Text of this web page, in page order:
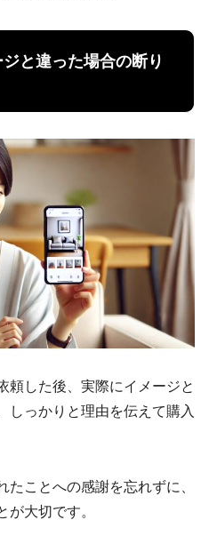
と違った場合の断り
頼した後、実際にイメージと
しっかりと理由を伝えて購入
ことへの感謝を忘れずに、
が大切です。